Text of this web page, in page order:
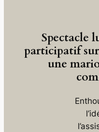
Spectacle
participatif
une